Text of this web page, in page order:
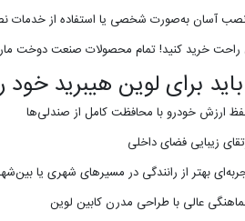
آسان به‌صورت شخصی یا استفاده از خدمات
راحت خرید کنید! تمام محصولات صنعت دوخت
برای لوین هیبرید
ارزش خودرو با محافظت کامل از صندلی‌ها
زیبایی فضای داخلی
بهتر از رانندگی در مسیرهای شهری یا
عالی با طراحی مدرن کابین لوین